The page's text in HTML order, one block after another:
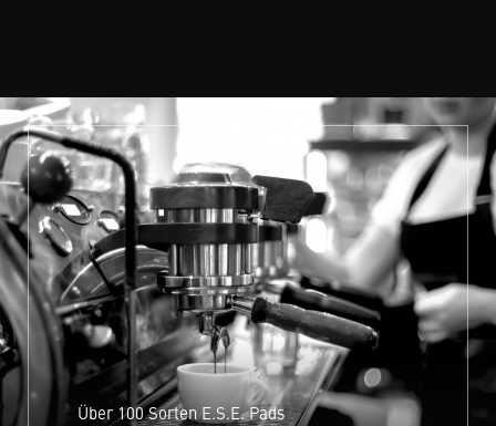
Über 100 Sorten E.S.E. Pads